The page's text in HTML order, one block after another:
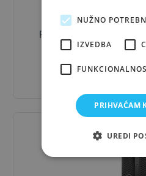
Računalo
NUŽNO
IZVEDBA
PRIHVAĆAM
UREDI